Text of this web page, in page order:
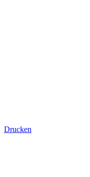
Drucken